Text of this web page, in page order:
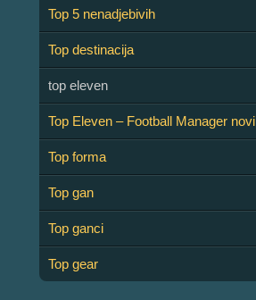
Top 5 nenadjebivih
Top destinacija
top eleven
Top Eleven – Football Manager novi
Top forma
Top gan
Top ganci
Top gear